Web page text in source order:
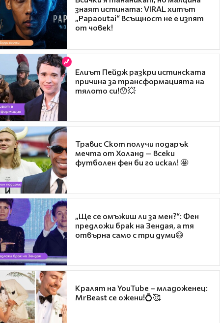
знаят истината: VIRAL хитът
„Papaoutai“ всъщност не е изпят
от човек!
Елиът Пейдж разкри истинската
причина за трансформацията на
тялото си!😯💥
Травис Скот получи подарък
мечта от Холанд — всеки
футболен фен би го искал! 🤩
„Ще се омъжиш ли за мен?“: Фен
предложи брак на Зендая, а тя
отвърна само с три думи😅
Кралят на YouTube – младоженец:
MrBeast се ожени!💍🥰